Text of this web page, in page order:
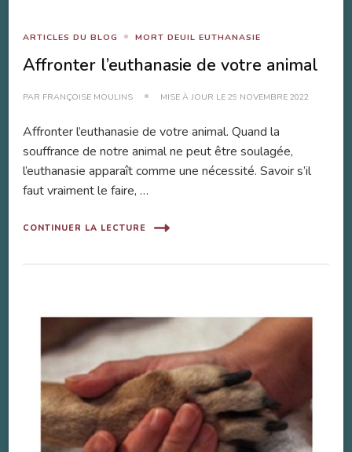
ARTICLES DU BLOG MORT DEUIL EUTHANASIE
Affronter l’euthanasie de votre animal
PAR FRANÇOISE MOULINS MISE À JOUR LE 29 NOVEMBRE 2022
Affronter l’euthanasie de votre animal. Quand la
souffrance de notre animal ne peut être soulagée,
l’euthanasie apparaît comme une nécessité. Savoir s’il
faut vraiment le faire, …
CONTINUER LA LECTURE